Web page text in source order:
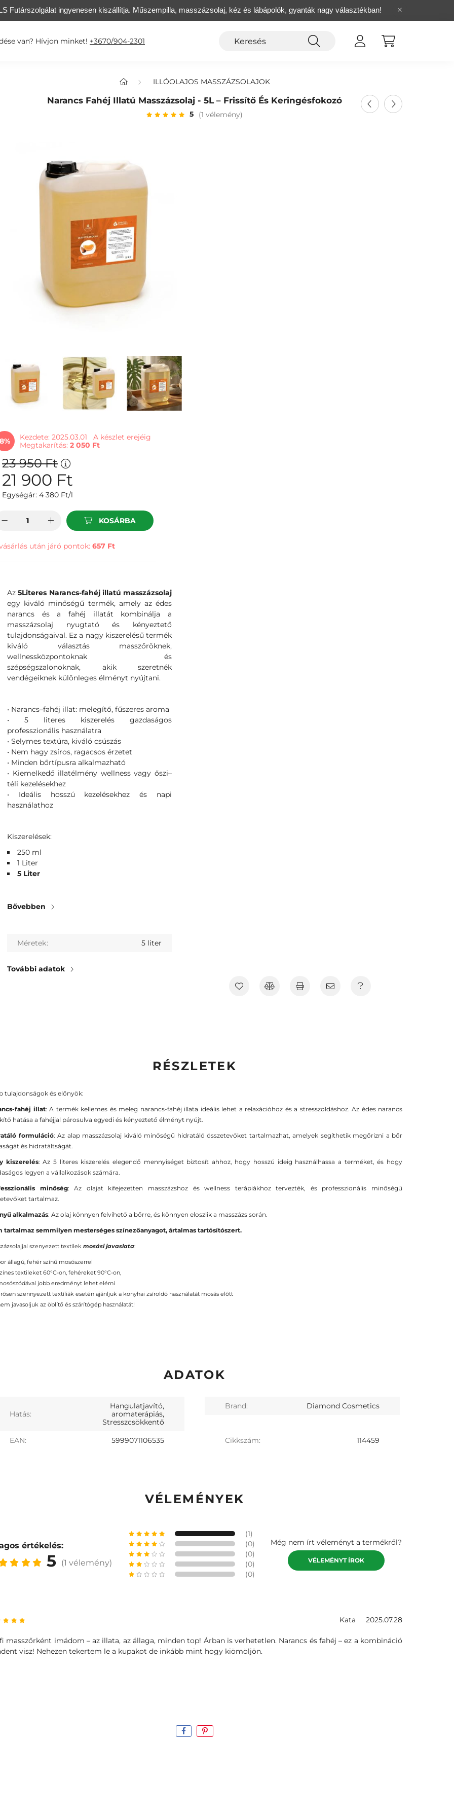
Futárszolgálat ingyenesen kiszállítja. Műszempilla, masszázsolaj, kéz és lábápolók, gyanták nagy választékban!
van? Hívjon minket! +3670/904-2301
ILLÓOLAJOS MASSZÁZSOLAJOK
Narancs Fahéj Illatú Masszázsolaj - 5L – Frissítő És Keringésfokozó
5 (1 vélemény)
8 Kezdete: 2025.03.01
A készlet erejéig
Megtakarítás 2 050 Ft
21 900 Ft
23 950Ft
Egységár: 4 380 Ft/l
KOSÁRBA
után járó pontok: 657 Ft
Az5Literes Narancs-fahéj illatú masszázsolaj
egy kiváló minőségű termék, amely az édes
narancs és a fahéj illatát kombinálja a
masszázsolaj nyugtató és kényeztető
tulajdonságaival. Ez a nagy kiszerelésű termék
kiváló választás masszőröknek,
wellnessközpontoknak és
szépségszalonoknak, akik szeretnék
vendégeiknek különleges élményt nyújtani.
• Narancs–fahéj illat: melegítő, fűszeres aroma
• 5 literes kiszerelés gazdaságos
professzionális használatra
• Selymes textúra, kiváló csúszás
• Nem hagy zsíros, ragacsos érzetet
• Minden bőrtípusra alkalmazható
• Kiemelkedő illatélmény wellness vagy őszi–
téli kezelésekhez
• Ideális hosszú kezelésekhez és napi
használathoz
Kiszerelések:
250 ml
1 Liter
5 Liter
Bővebben
Méretek 5 liter
További adatok
RÉSZLETEK
tulajdonságok és előnyök:
fahéj illat: A termék kellemes és meleg narancs-fahéj illata ideális lehet a relaxációhoz és a stresszoldáshoz. Az édes narancs
hatása a fahéjjal párosulva egyedi és kényeztető élményt nyújt.
formuláció: Az alap masszázsolaj kiváló minőségű hidratáló összetevőket tartalmazhat, amelyek segíthetik megőrizni a bőr
és hidratáltságát.
kiszerelés: Az 5 literes kiszerelés elegendő mennyiséget biztosít ahhoz, hogy hosszú ideig használhassa a terméket, és hogy
legyen a vállalkozások számára.
minőség: Az olajat kifejezetten masszázshoz és wellness terápiákhoz tervezték, és professzionális minőségű
tartalmaz.
alkalmazás: Az olaj könnyen felvihető a bőrre, és könnyen eloszlik a masszázs során.
tartalmaz semmilyen mesterséges színezőanyagot, ártalmas tartósítószert.
szenyezett textilek mosási javaslata:
állagú, fehér színű mosószerrel
textileket 60°C-on, fehéreket 90°C-on,
jobb eredményt lehet elérni
szennyezett textíliák esetén ajánljuk a konyhai zsíroldó használatát mosás előtt
javasoljuk az öblítő és szárítógép használatát!
ADATOK
Hatás:
Hangulatjavító,
aromaterápiás,
Stresszcsökkentő
Brand: Diamond Cosmetics
EAN: 5999071106535 Cikkszám: 114459
VÉLEMÉNYEK
értékelés:
5 (1 vélemény)
(1)
(0)
(0)
(0)
(0)
Még nem írt véleményt a termékről?
VÉLEMÉNYT ÍROK
Kata 2025.07.28
masszőrként imádom – az illata, az állaga, minden top! Árban is verhetetlen. Narancs és fahéj – ez a kombináció
visz! Nehezen tekertem le a kupakot de inkább mint hogy kiömöljön.